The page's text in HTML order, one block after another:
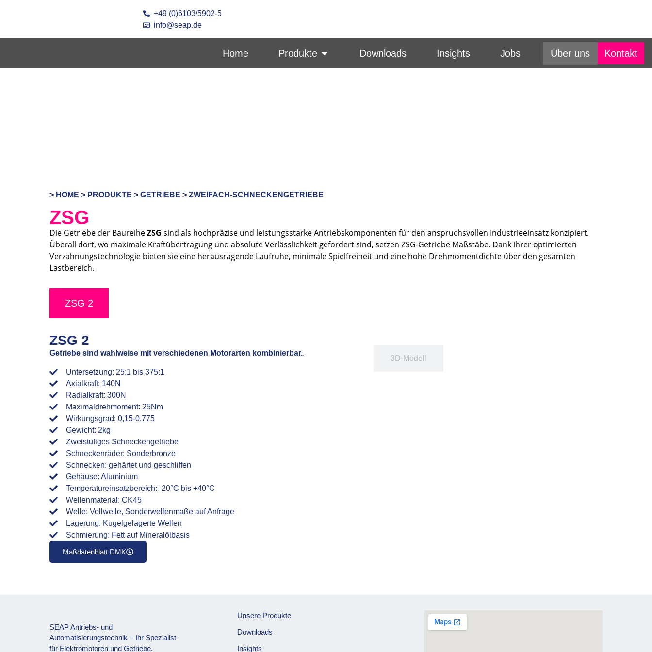
+49 (0)6103/5902-5
info@seap.de
Home Produkte Downloads Insights Jobs Über uns Kontakt
> HOME > PRODUKTE > GETRIEBE > ZWEIFACH-SCHNECKENGETRIEBE
ZSG
Die Getriebe der BaureiheZSG sind als hochpräzise und leistungsstarke Antriebskomponenten für den anspruchsvollen Industrieeinsatz konzipiert.
Überall dort, wo maximale Kraftübertragung und absolute Verlässlichkeit gefordert sind, setzen ZSG-Getriebe Maßstäbe. Dank ihrer optimierten
Verzahnungstechnologie bieten sie eine herausragende Laufruhe, minimale Spielfreiheit und eine hohe Drehmomentdichte über den gesamten
Lastbereich.
ZSG 2
ZSG 2
Getriebe sind wahlweise mit verschiedenen Motorarten kombinierbar..
Untersetzung: 25:1 bis 375:1
Axialkraft: 140N
Radialkraft: 300N
Maximaldrehmoment: 25Nm
Wirkungsgrad: 0,15-0,775
Gewicht: 2kg
Zweistufiges Schneckengetriebe
Schneckenräder: Sonderbronze
Schnecken: gehärtet und geschliffen
Gehäuse: Aluminium
Temperatureinsatzbereich: -20°C bis +40°C
Wellenmaterial: CK45
Welle: Vollwelle, Sonderwellenmaße auf Anfrage
Lagerung: Kugelgelagerte Wellen
Schmierung: Fett auf Mineralölbasis
Maßdatenblatt DMK
3D-Modell
SEAP Antriebs- und
Automatisierungstechnik – Ihr Spezialist
für Elektromotoren und Getriebe.
Unsere Produkte
Downloads
Insights